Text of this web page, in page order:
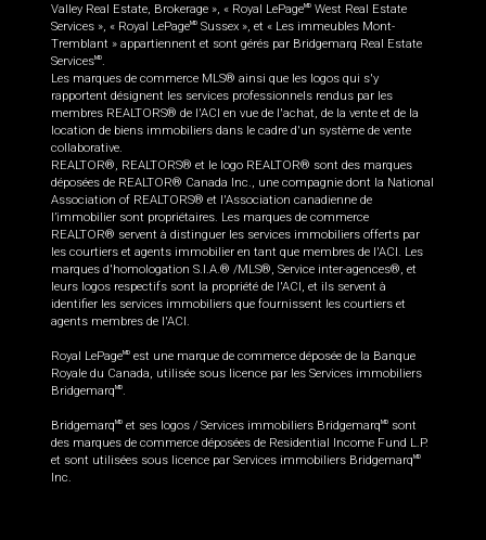
Valley Real Estate, Brokerage », « Royal LePageMD West Real Estate
Services », « Royal LePageMD Sussex », et « Les immeubles Mont-
Tremblant » appartiennent et sont gérés par Bridgemarq Real Estate
ServicesMD
Les marques de commerce MLS® ainsi que les logos qui s'y
rapportent désignent les services professionnels rendus par les
membres REALTORS® de l'ACI en vue de l'achat, de la vente et de la
location de biens immobiliers dans le cadre d'un système de vente
collaborative.
REALTOR®, REALTORS® et le logo REALTOR® sont des marques
déposées de REALTOR® Canada Inc., une compagnie dont la National
Association of REALTORS® et l'Association canadienne de
l’immobilier sont propriétaires. Les marques de commerce
REALTOR® servent à distinguer les services immobiliers offerts par
les courtiers et agents immobilier en tant que membres de l'ACI. Les
marques d'homologation S.I.A.® /MLS®, Service inter-agences®, et
leurs logos respectifs sont la propriété de l'ACI, et ils servent à
identifier les services immobiliers que fournissent les courtiers et
agents membres de l'ACI.
Royal LePageMD est une marque de commerce déposée de la Banque
Royale du Canada, utilisée sous licence par les Services immobiliers
BridgemarqMD
BridgemarqMD et ses logos / Services immobiliers BridgemarqMD
sont
des marques de commerce déposées de Residential Income Fund L.P.
et sont utilisées sous licence par Services immobiliers BridgemarqMD
Inc.